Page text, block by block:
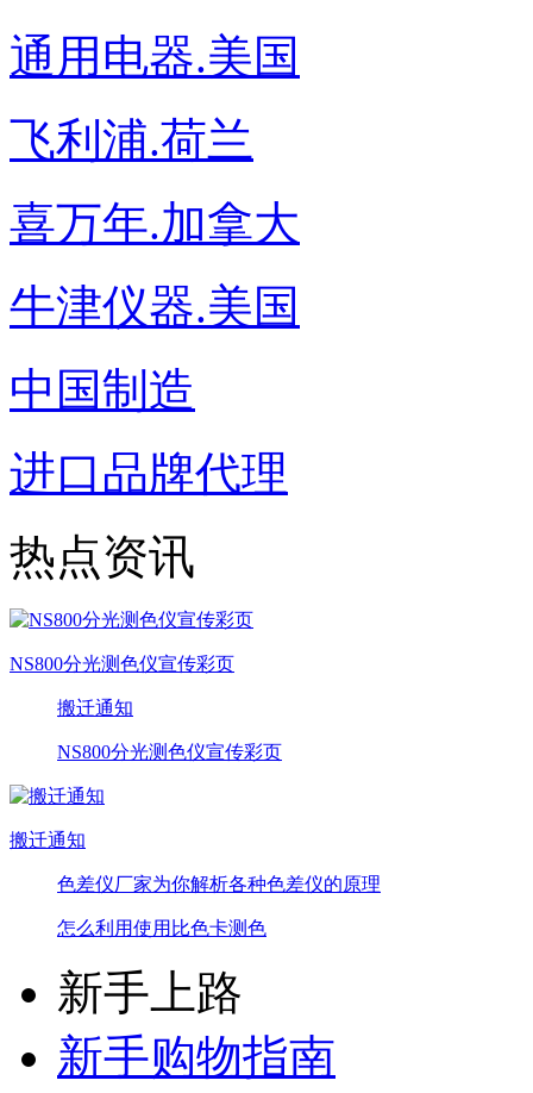
通用电器.美国
飞利浦.荷兰
喜万年.加拿大
牛津仪器.美国
中国制造
进口品牌代理
热点资讯
NS800分光测色仪宣传彩页
搬迁通知
NS800分光测色仪宣传彩页
搬迁通知
色差仪厂家为你解析各种色差仪的原理
怎么利用使用比色卡测色
新手上路
新手购物指南